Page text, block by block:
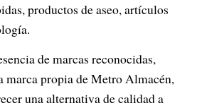
productos de aseo, artículos
de marcas reconocidas,
propia de Metro Almacén,
una alternativa de calidad a